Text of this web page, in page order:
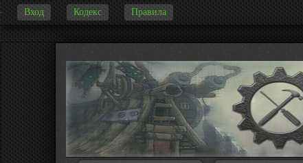
Вход Кодекс Правила
-